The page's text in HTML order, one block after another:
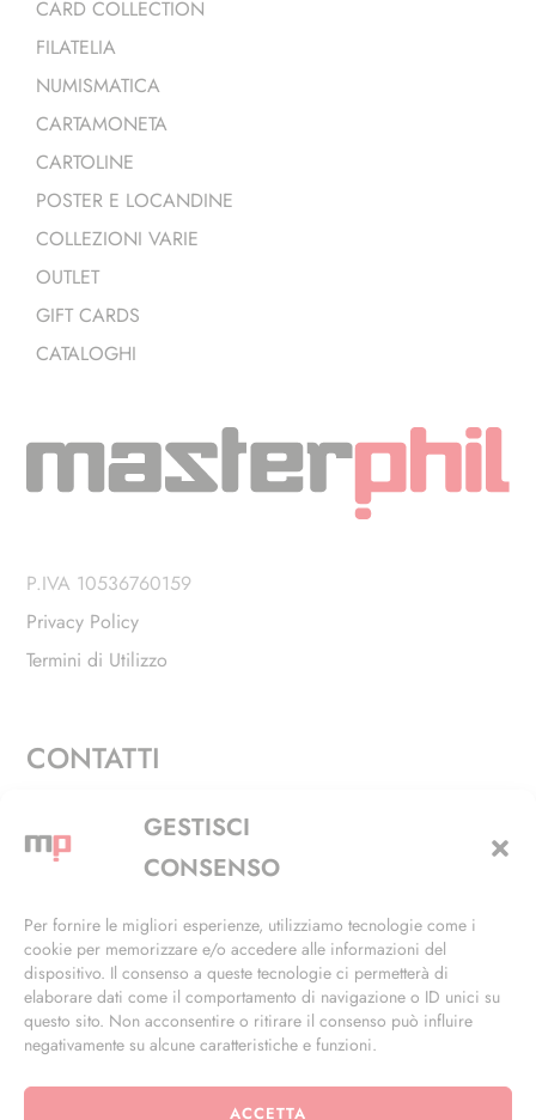
GESTISCI
CONSENSO
Per fornire le migliori esperienze, utilizziamo tecnologie come i
cookie per memorizzare e/o accedere alle informazioni del
dispositivo. Il consenso a queste tecnologie ci permetterà di
elaborare dati come il comportamento di navigazione o ID unici su
questo sito. Non acconsentire o ritirare il consenso può influire
negativamente su alcune caratteristiche e funzioni.
ACCETTA
CARD COLLECTION
FILATELIA
NUMISMATICA
CARTAMONETA
CARTOLINE
POSTER E LOCANDINE
COLLEZIONI VARIE
OUTLET
GIFT CARDS
CATALOGHI
P.IVA 10536760159
Privacy Policy
Termini di Utilizzo
CONTATTI
Via Alfieri, 27 - Trezzano Sul Naviglio (MI)
+39 02 4846 3155
info@masterphil.it